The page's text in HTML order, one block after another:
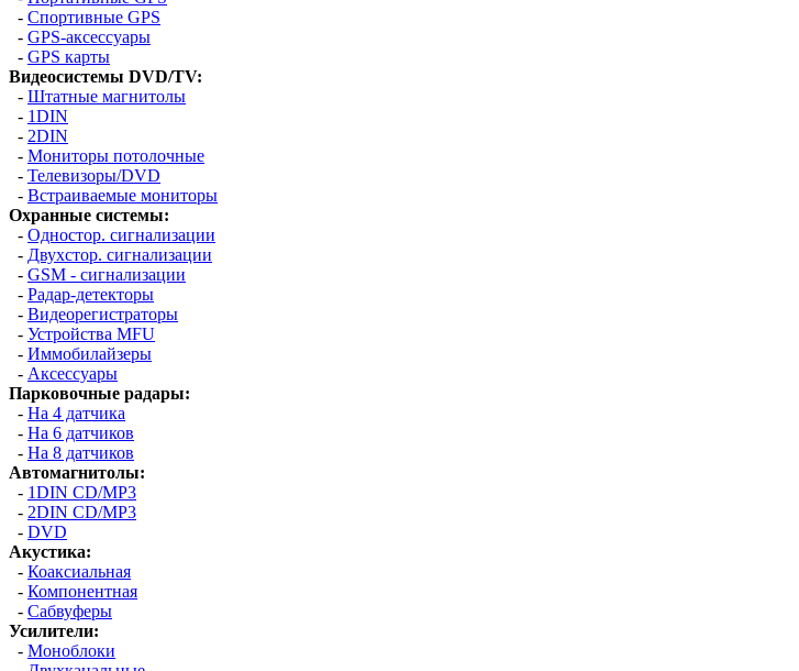
- Спортивные GPS
- GPS-аксессуары
- GPS карты
Видеосистемы DVD/TV:
- Штатные магнитолы
- 1DIN
- 2DIN
- Мониторы потолочные
- Телевизоры/DVD
- Встраиваемые мониторы
Охранные системы:
- Одностор. сигнализации
- Двухстор. сигнализации
- GSM - сигнализации
- Радар-детекторы
- Видеорегистраторы
- Устройства MFU
- Иммобилайзеры
- Аксессуары
Парковочные радары:
- На 4 датчика
- На 6 датчиков
- На 8 датчиков
Автомагнитолы:
- 1DIN CD/MP3
- 2DIN CD/MP3
- DVD
Акустика:
- Коаксиальная
- Компонентная
- Сабвуферы
Усилители:
- Моноблоки